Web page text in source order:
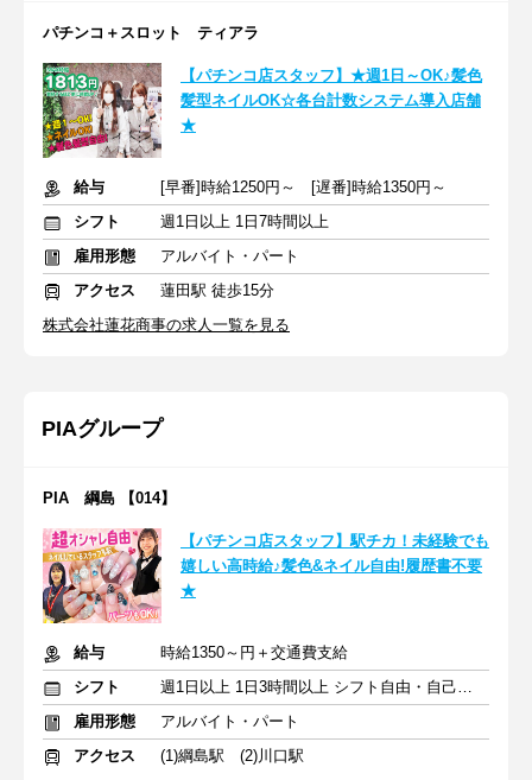
パチンコ＋スロット ティアラ
【パチンコ店スタッフ】★週1日～OK♪髪色
髪型ネイルOK☆各台計数システム導入店舗
★
給与
[早番]時給1250円～ [遅番]時給1350円～
シフト
週1日以上 1日7時間以上
雇用形態
アルバイト・パート
アクセス
蓮田駅 徒歩15分
株式会社蓮花商事の求人一覧を見る
PIAグループ
PIA 綱島 【014】
【パチンコ店スタッフ】駅チカ！未経験でも
嬉しい高時給♪髪色&ネイル自由!履歴書不要
★
給与
時給1350～円＋交通費支給
シフト
週1日以上 1日3時間以上 シフト自由・自己申告
雇用形態
アルバイト・パート
アクセス
(1)綱島駅 (2)川口駅